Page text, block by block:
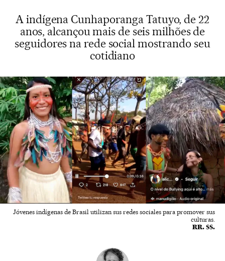
A indígena Cunhaporanga Tatuyo, de 22
anos, alcançou mais de seis milhões de
seguidores na rede social mostrando seu
cotidiano
Jóvenes indígenas de Brasil utilizan sus redes sociales para promover sus
culturas.
RR. SS.